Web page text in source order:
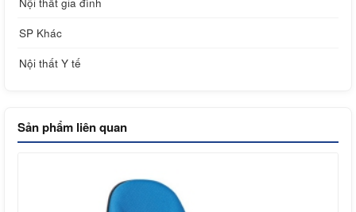
Nội thất gia đình
SP Khác
Nội thất Y tế
Sản phẩm liên quan